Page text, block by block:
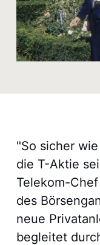
"So sicher
die T-Aktie
Telekom-
des
neue
begleitet